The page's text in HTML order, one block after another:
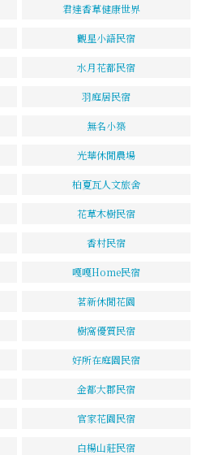
君達香草健康世界
觀星小語民宿
水月花都民宿
羽庭居民宿
無名小築
光華休閒農場
柏夏瓦人文旅舍
花草木樹民宿
香村民宿
嘎嘎Home民宿
茗新休閒花園
樹窩優質民宿
好所在庭園民宿
金都大郡民宿
官家花園民宿
白楊山莊民宿